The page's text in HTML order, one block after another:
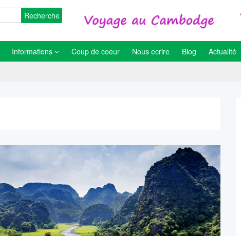
Recherche
Informations Coup de coeur Nous ecrire Blog Actualité